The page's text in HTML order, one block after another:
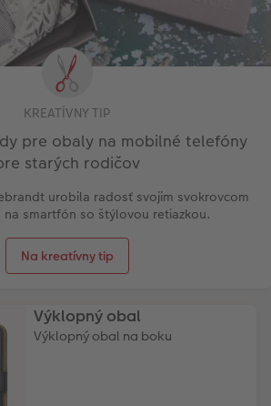
KREATÍVNY TIP
pre obaly na mobilné telefóny
starých rodičov
urobila radosť svojim svokrovcom
smartfón so štýlovou retiazkou.
Na kreatívny tip
Výklopný obal
Výklopný obal na boku